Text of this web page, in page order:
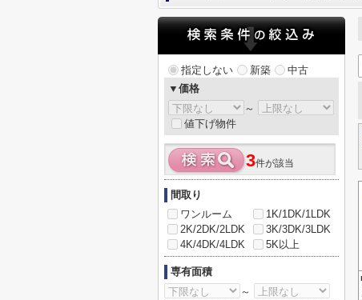
指定しない 新築
中古
▼価格
～
値下げ物件
3件が該当
間取り
ワンルーム
1K/1DK/1LDK
2K/2DK/2LDK
3K/3DK/3LDK
4K/4DK/4LDK
5K以上
専有面積
～